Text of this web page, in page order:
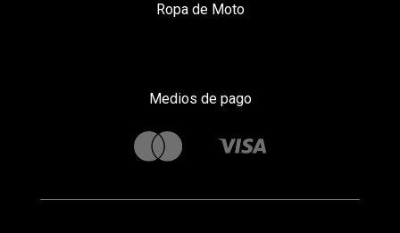
Ropa de Moto
Medios de pago